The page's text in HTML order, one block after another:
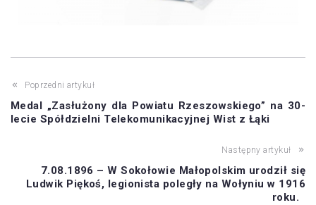
Poprzedni artykuł
Medal „Zasłużony dla Powiatu Rzeszowskiego” na 30-
lecie Spółdzielni Telekomunikacyjnej Wist z Łąki
Następny artykuł
7.08.1896 – W Sokołowie Małopolskim urodził się
Ludwik Piękoś, legionista poległy na Wołyniu w 1916
roku.